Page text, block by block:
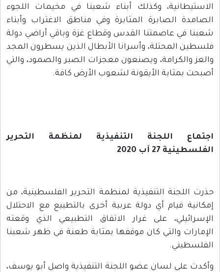
الاستيطانية، وكذلك أبناء شعبنا في مخيمات اللجوء
الصامدة الصابرة المثابرة وفي مناطق الاغتراب وأبناء
شعبنا في عاصمتنا القدس وقطاع غزة وباقي أراضي دولة
فلسطين المحتلة، وأسرانا الأبطال الذين يسطرون المجد
والعز والكرامة، ويصنعون معجزات الصبر والصمود، والتي
أصبحت بمثابة الأيقونة لشعوب الأرض كافة.
اجتماع اللجنة التنفيذية لمنظمة التحرير
الفلسطينية 27 آب 2020
حذرت اللجنة التنفيذية لمنظمة التحرير الفلسطينية، من
إمكانية قيام أي دولة عربية أخرى بالتطبيع مع الاحتلال
الإسرائيلي، على غرار الاتفاق التطبيعي الذي وقعته
الإمارات والتي كان موقفها بمثابة طعنة في ظهر شعبنا
الفلسطيني.
وأكدت على لسان عضو اللجنة التنفيذية واصل أبو يوسف،